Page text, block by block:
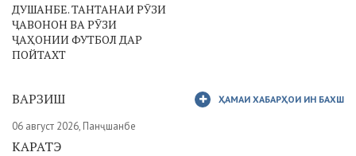
ДУШАНБЕ. ТАНТАНАИ РӮЗИ
ҶАВОНОН ВА РӮЗИ
ҶАҲОНИИ ФУТБОЛ ДАР
ПОЙТАХТ
ВАРЗИШ ҲАМАИ ХАБАРҲОИ ИН БАХШ
06 август 2026, Панҷшанбе
КАРАТЭ